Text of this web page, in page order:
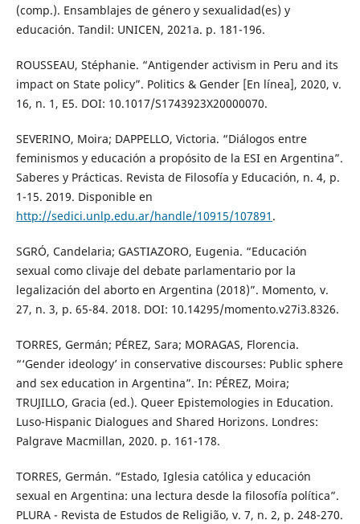
(comp.). Ensamblajes de género y sexualidad(es) y
educación. Tandil: UNICEN, 2021a. p. 181-196.
ROUSSEAU, Stéphanie. “Antigender activism in Peru and its
impact on State policy”. Politics & Gender [En línea], 2020, v.
16, n. 1, E5. DOI: 10.1017/S1743923X20000070.
SEVERINO, Moira; DAPPELLO, Victoria. “Diálogos entre
feminismos y educación a propósito de la ESI en Argentina”.
Saberes y Prácticas. Revista de Filosofía y Educación, n. 4, p.
1-15. 2019. Disponible en
http://sedici.unlp.edu.ar/handle/10915/107891 .
SGRÓ, Candelaria; GASTIAZORO, Eugenia. “Educación
sexual como clivaje del debate parlamentario por la
legalización del aborto en Argentina (2018)”. Momento, v.
27, n. 3, p. 65-84. 2018. DOI: 10.14295/momento.v27i3.8326.
TORRES, Germán; PÉREZ, Sara; MORAGAS, Florencia.
“‘Gender ideology’ in conservative discourses: Public sphere
and sex education in Argentina”. In: PÉREZ, Moira;
TRUJILLO, Gracia (ed.). Queer Epistemologies in Education.
Luso-Hispanic Dialogues and Shared Horizons. Londres:
Palgrave Macmillan, 2020. p. 161-178.
TORRES, Germán. “Estado, Iglesia católica y educación
sexual en Argentina: una lectura desde la filosofía política”.
PLURA - Revista de Estudos de Religião, v. 7, n. 2, p. 248-270.